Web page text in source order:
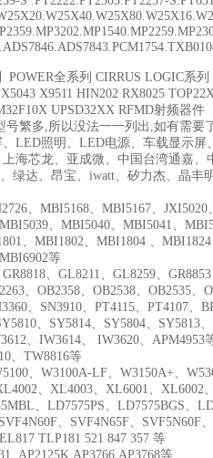
POWER全系列 CIRRUS LOGIC系
X9511 HIN202 RX8025
UPSD32XX RFMD射频器
号繁多,所以没法一一列出,如有需要
、LED照明、LED电源、车载显示
上海芯龙、亚成微、中国台湾通嘉
绿达、昂宝、iwatt、矽力杰、晶丰
、MBI5168、MBI5167、
、MBI5040、MBI5041、
、MBI1802、MBI1804 、
等
GR8818、GL8211、GL8259、
、OB2358、OB2538、OB2535、
、SN3910、PT4115、PT4107、
、SY5814、SY5804、SY5813
、IW3614、 IW3620、APM4953
、TW8816等
、W3100A-LF、W3150A+、
、XL4003、XL6001、XL6002
、LD7575PS、LD7575BGS、
、SVF4N65F、
TLP181 521 847 357 等
AP2125K,AP3766,AP3768等